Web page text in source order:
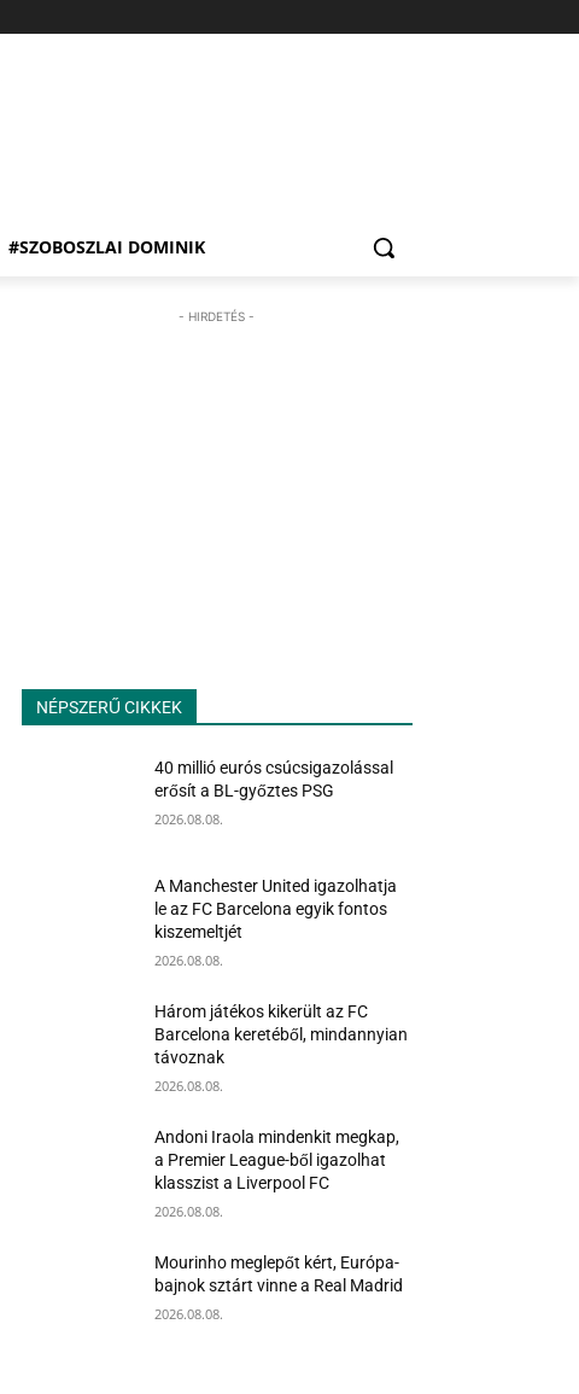
#SZOBOSZLAI DOMINIK
- HIRDETÉS -
NÉPSZERŰ CIKKEK
40 millió eurós csúcsigazolással
erősít a BL-győztes PSG
2026.08.08.
A Manchester United igazolhatja
le az FC Barcelona egyik fontos
kiszemeltjét
2026.08.08.
Három játékos kikerült az FC
Barcelona keretéből, mindannyian
távoznak
2026.08.08.
Andoni Iraola mindenkit megkap,
a Premier League-ből igazolhat
klasszist a Liverpool FC
2026.08.08.
Mourinho meglepőt kért, Európa-
bajnok sztárt vinne a Real Madrid
2026.08.08.